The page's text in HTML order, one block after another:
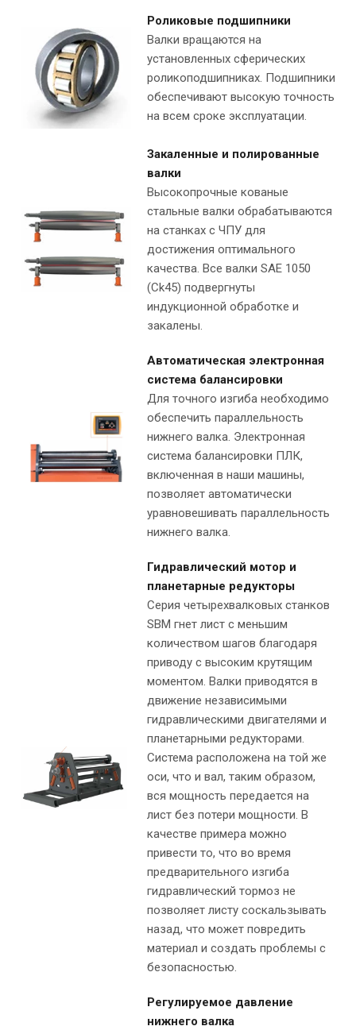
Роликовые подшипники
Валки вращаются на
установленных сферических
роликоподшипниках. Подшипники
обеспечивают высокую точность
на всем сроке эксплуатации.
Закаленные и полированные
валки
Высокопрочные кованые
стальные валки обрабатываются
на станках с ЧПУ для
достижения оптимального
качества. Все валки SAE 1050
(Ck45) подвергнуты
индукционной обработке и
закалены.
Автоматическая электронная
система балансировки
Для точного изгиба необходимо
обеспечить параллельность
нижнего валка. Электронная
система балансировки ПЛК,
включенная в наши машины,
позволяет автоматически
уравновешивать параллельность
нижнего валка.
Гидравлический мотор и
планетарные редукторы
Серия четырехвалковых станков
SBM гнет лист с меньшим
количеством шагов благодаря
приводу с высоким крутящим
моментом. Валки приводятся в
движение независимыми
гидравлическими двигателями и
планетарными редукторами.
Система расположена на той же
оси, что и вал, таким образом,
вся мощность передается на
лист без потери мощности. В
качестве примера можно
привести то, что во время
предварительного изгиба
гидравлический тормоз не
позволяет листу соскальзывать
назад, что может повредить
материал и создать проблемы с
безопасностью.
Регулируемое давление
нижнего валка